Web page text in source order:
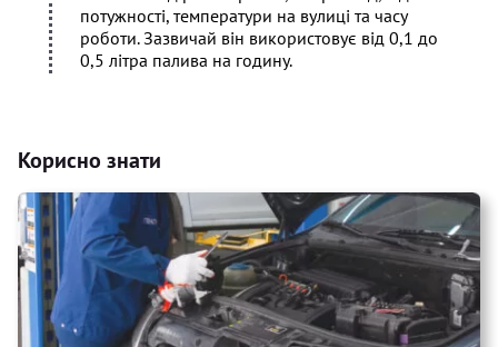
потужності, температури на вулиці та часу
роботи. Зазвичай він використовує від 0,1 до
0,5 літра палива на годину.
Корисно знати